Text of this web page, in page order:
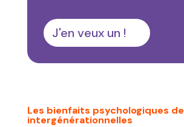
J'en veux un !
Les bienfaits psychologiques
intergénérationnelles